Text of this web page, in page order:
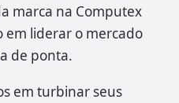
marca na Computex
em liderar o mercado
de ponta.
em turbinar seus